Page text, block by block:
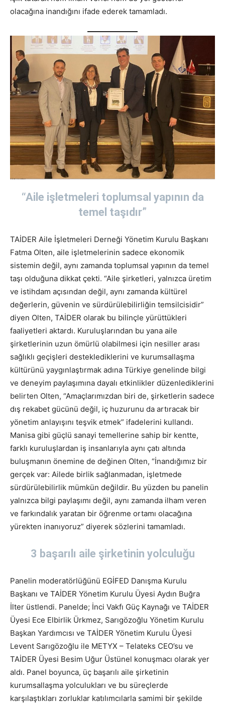
olacağına inandığını ifade ederek tamamladı.
“Aile işletmeleri toplumsal yapının da
temel taşıdır”
TAİDER Aile İşletmeleri Derneği Yönetim Kurulu Başkanı
Fatma Olten, aile işletmelerinin sadece ekonomik
sistemin değil, aynı zamanda toplumsal yapının da temel
taşı olduğuna dikkat çekti. “Aile şirketleri, yalnızca üretim
ve istihdam açısından değil, aynı zamanda kültürel
değerlerin, güvenin ve sürdürülebilirliğin temsilcisidir”
diyen Olten, TAİDER olarak bu bilinçle yürüttükleri
faaliyetleri aktardı. Kuruluşlarından bu yana aile
şirketlerinin uzun ömürlü olabilmesi için nesiller arası
sağlıklı geçişleri desteklediklerini ve kurumsallaşma
kültürünü yaygınlaştırmak adına Türkiye genelinde bilgi
ve deneyim paylaşımına dayalı etkinlikler düzenlediklerini
belirten Olten, “Amaçlarımızdan biri de, şirketlerin sadece
dış rekabet gücünü değil, iç huzurunu da artıracak bir
yönetim anlayışını teşvik etmek” ifadelerini kullandı.
Manisa gibi güçlü sanayi temellerine sahip bir kentte,
farklı kuruluşlardan iş insanlarıyla aynı çatı altında
buluşmanın önemine de değinen Olten, “İnandığımız bir
gerçek var: Ailede birlik sağlanmadan, işletmede
sürdürülebilirlik mümkün değildir. Bu yüzden bu panelin
yalnızca bilgi paylaşımı değil, aynı zamanda ilham veren
ve farkındalık yaratan bir öğrenme ortamı olacağına
yürekten inanıyoruz” diyerek sözlerini tamamladı.
3 başarılı aile şirketinin yolculuğu
Panelin moderatörlüğünü EGİFED Danışma Kurulu
Başkanı ve TAİDER Yönetim Kurulu Üyesi Aydın Buğra
İlter üstlendi. Panelde; İnci Vakfı Güç Kaynağı ve TAİDER
Üyesi Ece Elbirlik Ürkmez, Sarıgözoğlu Yönetim Kurulu
Başkan Yardımcısı ve TAİDER Yönetim Kurulu Üyesi
Levent Sarıgözoğlu ile METYX – Telateks CEO’su ve
TAİDER Üyesi Besim Uğur Üstünel konuşmacı olarak yer
aldı. Panel boyunca, üç başarılı aile şirketinin
kurumsallaşma yolculukları ve bu süreçlerde
karşılaştıkları zorluklar katılımcılarla samimi bir şekilde